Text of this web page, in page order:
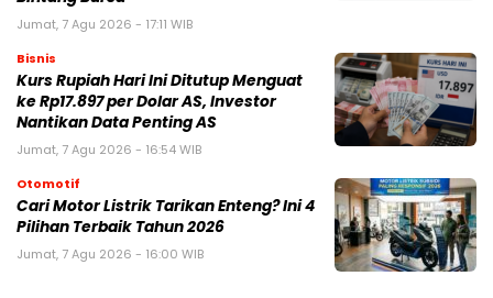
Jumat, 7 Agu 2026 - 17:11 WIB
Bisnis
Kurs Rupiah Hari Ini Ditutup Menguat
ke Rp17.897 per Dolar AS, Investor
Nantikan Data Penting AS
Jumat, 7 Agu 2026 - 16:54 WIB
Otomotif
Cari Motor Listrik Tarikan Enteng? Ini 4
Pilihan Terbaik Tahun 2026
Jumat, 7 Agu 2026 - 16:00 WIB